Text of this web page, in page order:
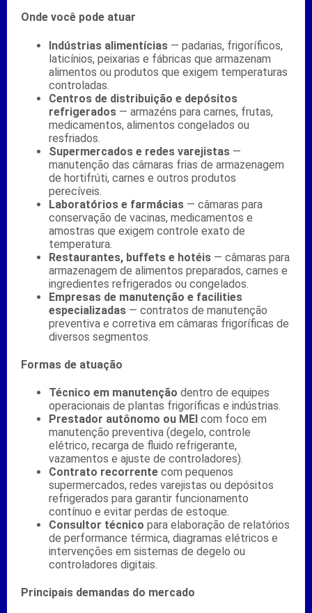
Onde você pode atuar
Indústrias alimentícias — padarias, frigoríficos,
laticínios, peixarias e fábricas que armazenam
alimentos ou produtos que exigem temperaturas
controladas.
Centros de distribuição e depósitos
refrigerados — armazéns para carnes, frutas,
medicamentos, alimentos congelados ou
resfriados.
Supermercados e redes varejistas —
manutenção das câmaras frias de armazenagem
de hortifrúti, carnes e outros produtos
perecíveis.
Laboratórios e farmácias — câmaras para
conservação de vacinas, medicamentos e
amostras que exigem controle exato de
temperatura.
Restaurantes, buffets e hotéis — câmaras para
armazenagem de alimentos preparados, carnes e
ingredientes refrigerados ou congelados.
Empresas de manutenção e facilities
especializadas — contratos de manutenção
preventiva e corretiva em câmaras frigoríficas de
diversos segmentos.
Formas de atuação
Técnico em manutenção dentro de equipes
operacionais de plantas frigoríficas e indústrias.
Prestador autônomo ou MEI com foco em
manutenção preventiva (degelo, controle
elétrico, recarga de fluido refrigerante,
vazamentos e ajuste de controladores).
Contrato recorrente com pequenos
supermercados, redes varejistas ou depósitos
refrigerados para garantir funcionamento
contínuo e evitar perdas de estoque.
Consultor técnico para elaboração de relatórios
de performance térmica, diagramas elétricos e
intervenções em sistemas de degelo ou
controladores digitais.
Principais demandas do mercado